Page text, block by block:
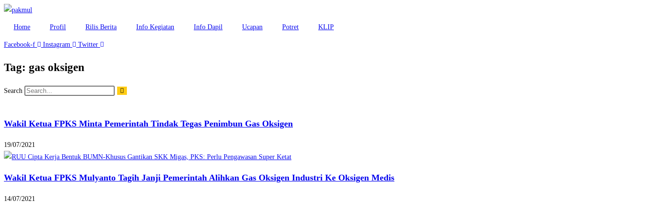
Home Profil Rilis Berita Info Kegiatan Info Dapil Ucapan Potret KLIP
Facebook-f Instagram Twitter
Tag: gas oksigen
Search
Wakil Ketua FPKS Minta Pemerintah Tindak Tegas Penimbun Gas Oksigen
19/07/2021
Wakil Ketua FPKS Mulyanto Tagih Janji Pemerintah Alihkan Gas Oksigen Industri Ke Oksigen Medis
14/07/2021